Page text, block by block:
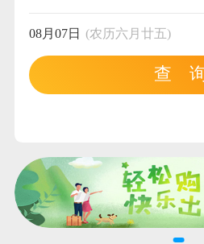
08月07日 (农历六月廿五)
查